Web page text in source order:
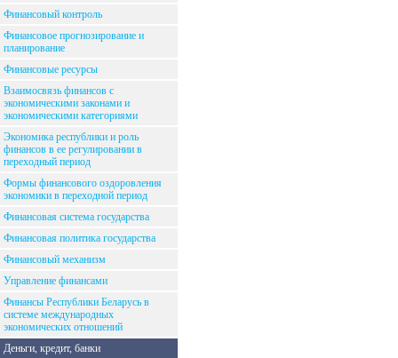
Финансовый контроль
Финансовое прогнозирование и
планирование
Финансовые ресурсы
Взаимосвязь финансов с
экономическими законами и
экономическими категориями
Экономика республики и роль
финансов в ее регулировании в
переходный период
Формы финансового оздоровления
экономики в переходной период
Финансовая система государства
Финансовая политика государства
Финансовый механизм
Управление финансами
Финансы Республики Беларусь в
системе международных
экономических отношений
Деньги, кредит, банки